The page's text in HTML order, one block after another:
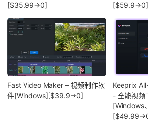
[$35.99→0]
[$59.9→0]
Fast Video Maker – 视频制作软
件[Windows][$39.9→0]
Keeprix
- 全能视频
[Windows